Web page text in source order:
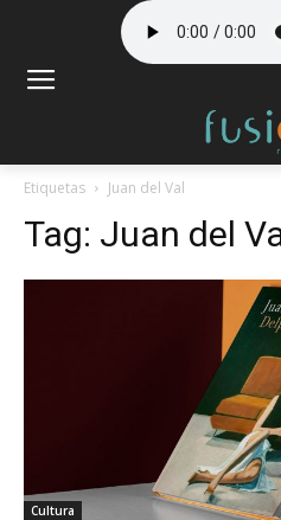
Etiquetas Juan del Val
Tag: Juan del
Cultura